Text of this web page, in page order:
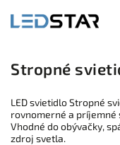
Stropné
LED svietidlo Stropné
rovnomerné a príjemné
Vhodné do obývačky,
zdroj svetla.